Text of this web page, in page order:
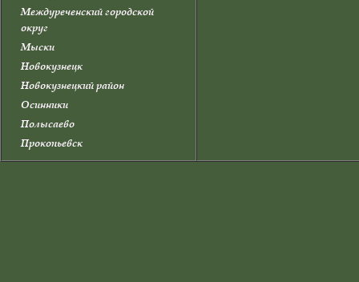
Междуреченский городской
округ
Мыски
Новокузнецк
Новокузнецкий район
Осинники
Полысаево
Прокопьевск
Прокопьевский район